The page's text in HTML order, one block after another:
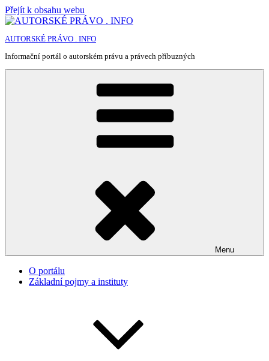
Přejít k obsahu webu
AUTORSKÉ PRÁVO . INFO
Informační portál o autorském právu a právech příbuzných
Menu
O portálu
Základní pojmy a instituty